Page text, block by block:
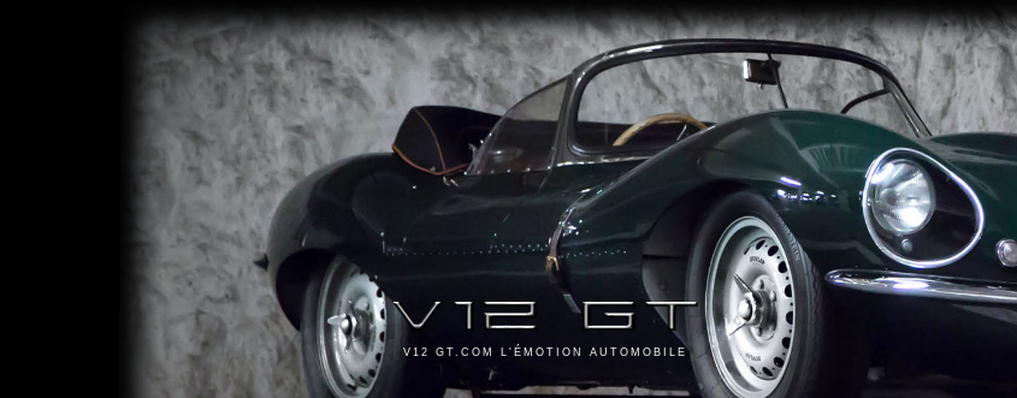
V12 GT.COM L'ÉMOTION AUTOMOBILE